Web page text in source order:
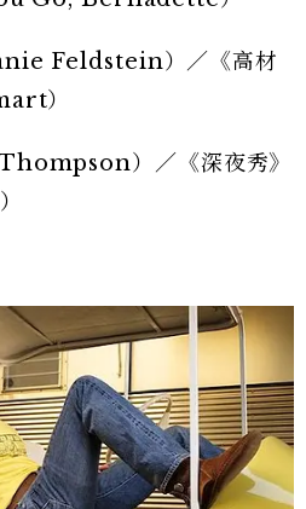
Feldstein）／《高材
）
）／《深夜秀》